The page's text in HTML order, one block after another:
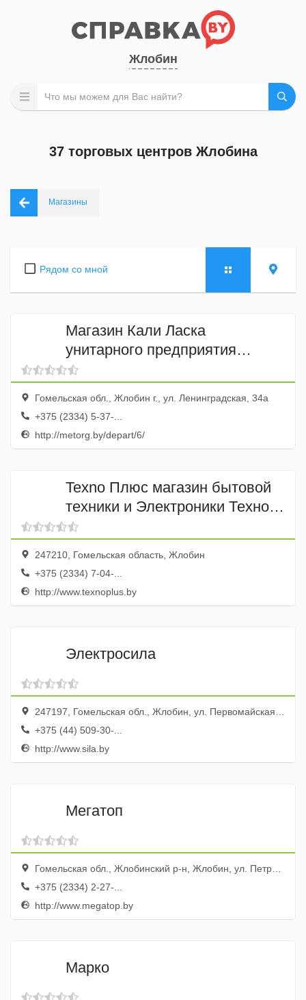
Жлобин
37 торговых центров Жлобина
Магазины
Рядом со мной
Магазин Кали Ласка
унитарного предприятия
Металлургторг
Гомельская обл., Жлобин г., ул. Ленинградская, 34а
+375 (2334) 5-37-...
http://metorg.by/depart/6/
Texno Плюс магазин бытовой
техники и Электроники Техно
Медиа Трейд
247210, Гомельская область, Жлобин
+375 (2334) 7-04-...
http://www.texnoplus.by
Электросила
247197, Гомельская обл., Жлобин, ул. Первомайская, 59
+375 (44) 509-30-...
http://www.sila.by
Мегатоп
Гомельская обл., Жлобинский р-н, Жлобин, ул. Петровского, 38/3
+375 (2334) 2-27-...
http://www.megatop.by
Марко